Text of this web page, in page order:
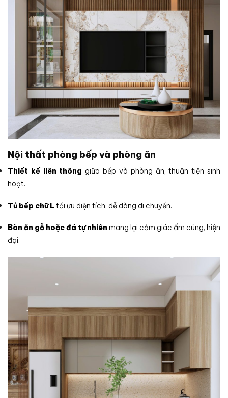
Nội thất phòng bếp và phòng ăn
Thiết kế liên thông giữa bếp và phòng ăn, thuận tiện sinh
hoạt.
Tủ bếp chữ Ltối ưu diện tích, dễ dàng di chuyển.
Bàn ăn gỗ hoặc đá tự nhiên mang lại cảm giác ấm cúng, hiện
đại.